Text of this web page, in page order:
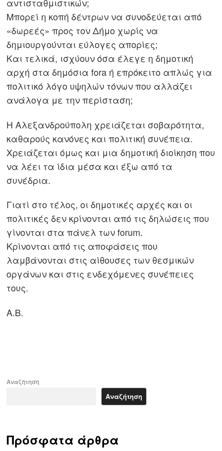
Μπορεί η κοπή δέντρων να συνοδεύεται από
«δωρεές» προς τον Δήμο χωρίς να
δημιουργούνται εύλογες απορίες;
Και τελικά, ισχύουν όσα έλεγε η δημοτική
αρχή στα δημόσια fora ή επρόκειτο απλώς για
πολιτικό λόγο υψηλών τόνων που αλλάζει
ανάλογα με την περίσταση;
Η Αλεξανδρούπολη χρειάζεται σοβαρότητα,
καθαρούς κανόνες και πολιτική συνέπεια.
Χρειάζεται όμως και μια δημοτική διοίκηση που
να λέει τα ίδια μέσα και έξω από τα
συνέδρια.
Γιατί στο τέλος, οι δημοτικές αρχές και οι
πολιτικές δεν κρίνονται από τις δηλώσεις που
γίνονται στα πάνελ των forum.
Κρίνονται από τις αποφάσεις που
λαμβάνονται στις αίθουσες των θεσμικών
οργάνων και στις ενδεχόμενες συνέπειες
τους.
Α.Β.
Αναζήτηση
Αναζήτηση
Πρόσφατα άρθρα